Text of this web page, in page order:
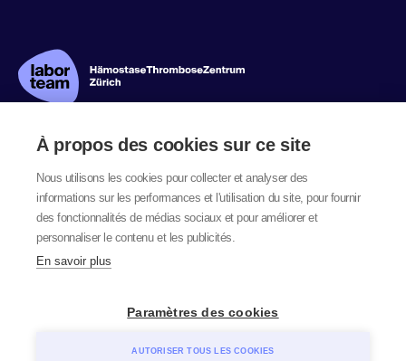
Haemoclot AG
Sprechstunden
À propos des cookies sur ce site
Nous utilisons les cookies pour collecter et analyser des
informations sur les performances et l'utilisation du site, pour fournir
des fonctionnalités de médias sociaux et pour améliorer et
personnaliser le contenu et les publicités.
En savoir plus
Paramètres des cookies
AUTORISER TOUS LES COOKIES